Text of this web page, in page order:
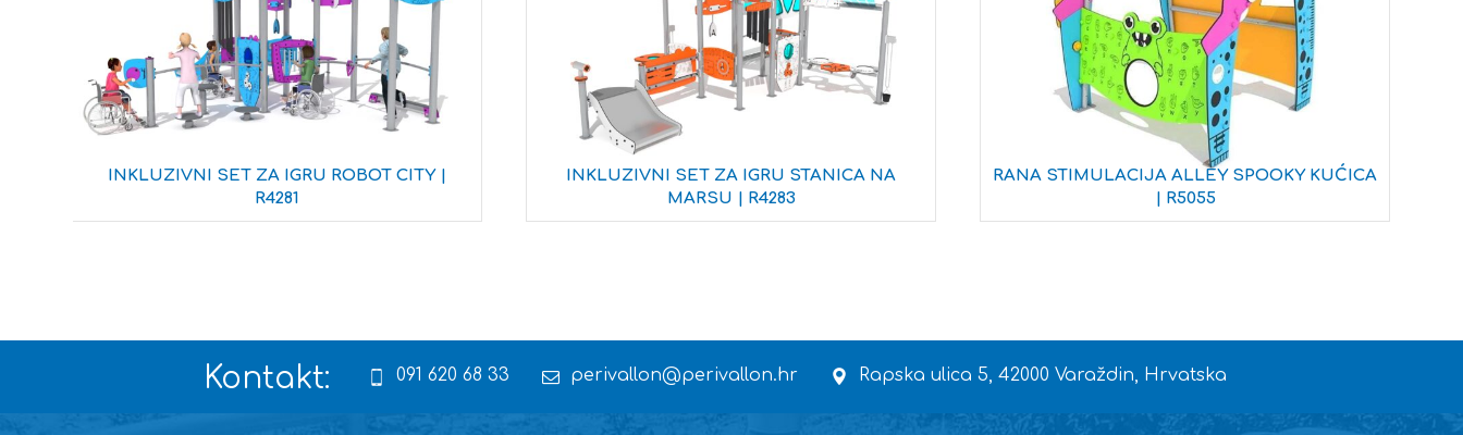
INKLUZIVNI SET ZA IGRU ROBOT CITY |
R4281
INKLUZIVNI SET ZA IGRU STANICA NA
MARSU | R4283
RANA STIMULACIJA ALLEY SPOOKY KUĆICA
| R5055
Kontakt: 091 620 68 33 perivallon@perivallon.hr Rapska ulica 5, 42000 Varaždin, Hrvatska